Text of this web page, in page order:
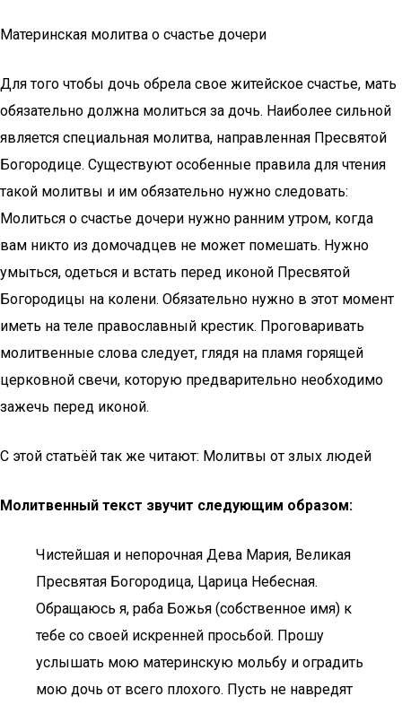
Материнская молитва о счастье дочери
Для того чтобы дочь обрела свое житейское счастье, мать
обязательно должна молиться за дочь. Наиболее сильной
является специальная молитва, направленная Пресвятой
Богородице. Существуют особенные правила для чтения
такой молитвы и им обязательно нужно следовать:
Молиться о счастье дочери нужно ранним утром, когда
вам никто из домочадцев не может помешать. Нужно
умыться, одеться и встать перед иконой Пресвятой
Богородицы на колени. Обязательно нужно в этот момент
иметь на теле православный крестик. Проговаривать
молитвенные слова следует, глядя на пламя горящей
церковной свечи, которую предварительно необходимо
зажечь перед иконой.
С этой статьёй так же читают: Молитвы от злых людей
Молитвенный текст звучит следующим образом:
Чистейшая и непорочная Дева Мария, Великая
Пресвятая Богородица, Царица Небесная.
Обращаюсь я, раба Божья (собственное имя) к
тебе со своей искренней просьбой. Прошу
услышать мою материнскую мольбу и оградить
мою дочь от всего плохого. Пусть не навредят